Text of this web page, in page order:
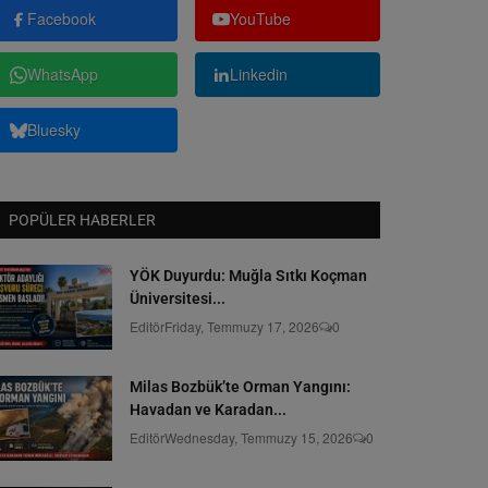
Facebook YouTube
WhatsApp Linkedin
Bluesky
POPÜLER HABERLER
YÖK Duyurdu: Muğla Sıtkı Koçman
Üniversitesi...
EditörFriday, Temmuzy 17, 2026 0
Milas Bozbük’te Orman Yangını:
Havadan ve Karadan...
EditörWednesday, Temmuzy 15, 2026 0